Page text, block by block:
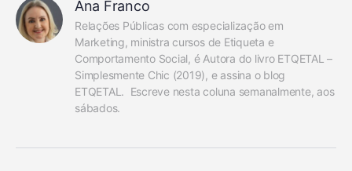
Ana Franco
Relações Públicas com especialização em
Marketing, ministra cursos de Etiqueta e
Comportamento Social, é Autora do livro ETQETAL –
Simplesmente Chic (2019), e assina o blog
ETQETAL.  Escreve nesta coluna semanalmente, aos
sábados.